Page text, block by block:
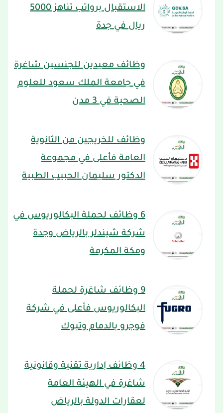
الاستقبال برواتب تناهز 5000
ريال في جدة
وظائف معيدين للجنسين شاغرة
في جامعة الملك سعود للعلوم
الصحية في 3 مدن
وظائف للخريجين من الثانوية
العامة فأعلى في مجموعة
الدكتور سليمان الحبيب الطبية
6 وظائف لحملة البكالوريوس في
شركة شيندلر بالرياض وجدة
ومكة المكرمة
9 وظائف شاغرة لحملة
البكالوريوس فأعلى في شركة
فوجرو بالدمام وتبوك
4 وظائف إدارية تقنية وقانونية
شاغرة في الهيئة العامة
لعقارات الدولة بالرياض